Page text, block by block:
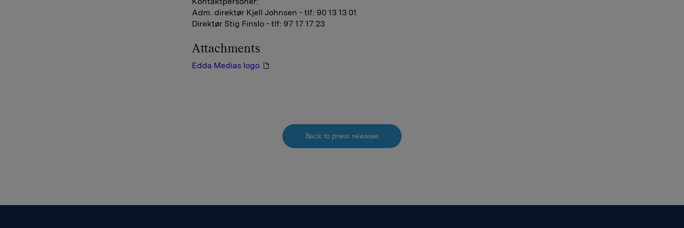
Adm. direktør Kjell Johnsen - tlf: 90 13 13 01
Direktør Stig Finslo - tlf: 97 17 17 23
Attachments
Edda Medias logo
Back to press releases